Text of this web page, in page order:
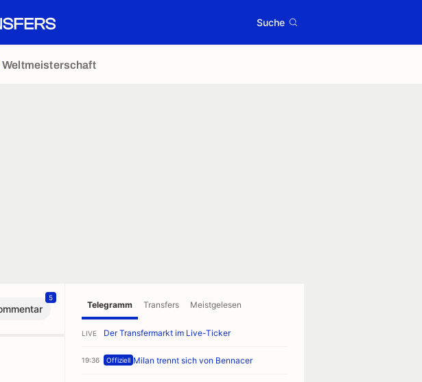
Suche
Weltmeisterschaft
5
Telegramm Transfers Meistgelesen
LIVE Der Transfermarkt im Live-Ticker
19:36 Offiziell Milan trennt sich von Bennacer